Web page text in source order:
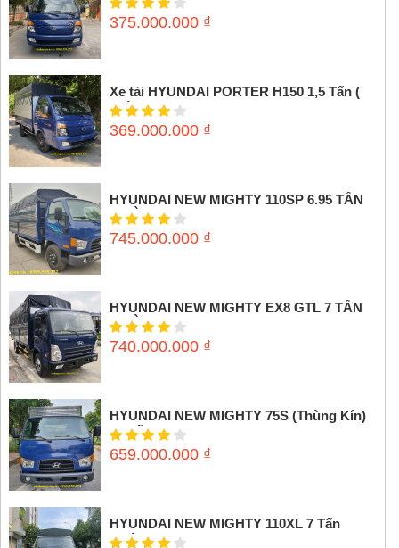
375.000.000 ₫
Xe tải HYUNDAI PORTER H150 1,5 Tấn (
Thùng mui bạt)
369.000.000 ₫
HYUNDAI NEW MIGHTY 110SP 6.95 TẤN
(THÙNG MUI BẠT)
745.000.000 ₫
HYUNDAI NEW MIGHTY EX8 GTL 7 TẤN
(THÙNG MUI BẠT)
740.000.000 ₫
HYUNDAI NEW MIGHTY 75S (Thùng Kín)
3,5 tấn
659.000.000 ₫
HYUNDAI NEW MIGHTY 110XL 7 Tấn
(Thùng mui bạt)